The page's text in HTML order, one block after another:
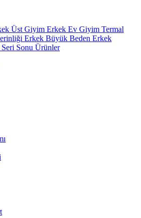
Üst Giyim Erkek Ev Giyim Termal
Erkek Büyük Beden Erkek
Seri Sonu Ürünler